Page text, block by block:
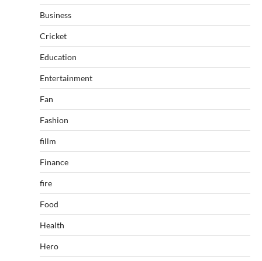
Business
Cricket
Education
Entertainment
Fan
Fashion
fillm
Finance
fire
Food
Health
Hero